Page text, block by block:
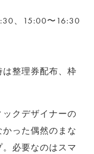
、15:00〜16:30
整理券配布、枠
クデザイナーの
った偶然のまな
必要なのはスマ